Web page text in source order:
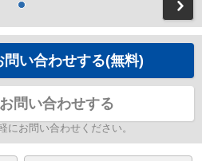
問い合わせする(無料)
問い合わせする
にお問い合わせください。